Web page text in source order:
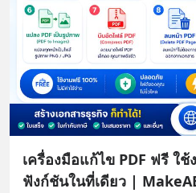
เครื่องมือแก้ไข PDF ฟรี ใ
ฟังก์ชันในที่เดียว |